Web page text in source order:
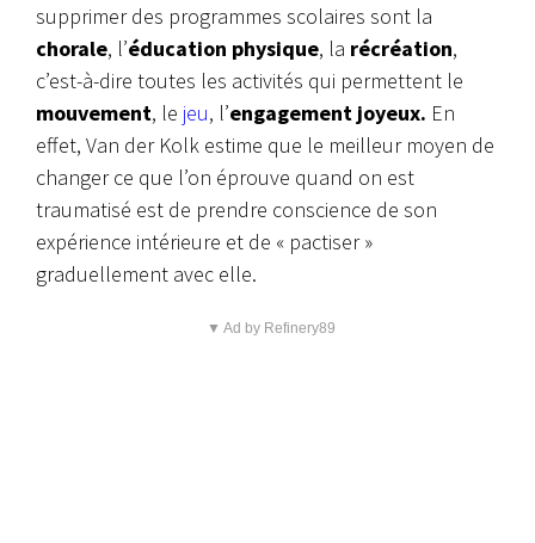
supprimer des programmes scolaires sont la
chorale, l’éducation physique, la récréation,
c’est-à-dire toutes les activités qui permettent le
mouvement, le jeu, l’engagement joyeux. En
effet, Van der Kolk estime que le meilleur moyen de
changer ce que l’on éprouve quand on est
traumatisé est de prendre conscience de son
expérience intérieure et de « pactiser »
graduellement avec elle.
▼ Ad by Refinery89